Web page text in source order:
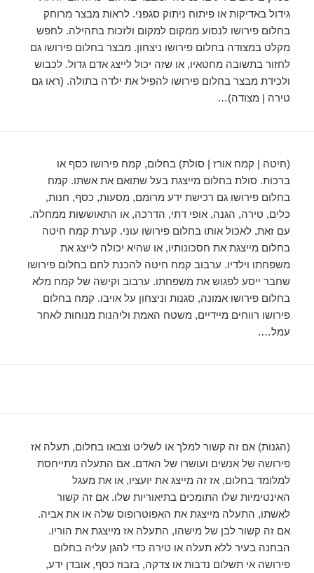
גידול באדיקות או פיתוח ניתוק סגפני. לראות מבצר מרוחק
בחלום פירושו לנסוע ממקום למקום ולזכות בתהילה. לחפש
מקלט במצודה בחלום פירושו ניצחון. מבצר בחלום פירושו גם
לחזור בתשובה מחטאיו, או שזה יכול לייצג אדם גדול. לכבוש
ולכידת מבצר בחלום פירושו להפיל את ילדה בתולה. (ראו גם
טירה | מצודה)…
(חיטה | קמח אורז | סולת) בחלום, קמח פירושו כסף או
ברכות. סולת בחלום מייצגת בעל שתואם את אשתו. קמח
בחלום פירושו גם רכישת ידע מרומם, מסעות, כסף, חנות,
כלים, טירה, הגנה, אופי דתי, הדרכה, או התאוששות ממחלה.
עם זאת, לאכול אותו בחלום פירושו עוני. קערת קמח חיטה
בחלום מייצגת את חסכונותיו, או שהיא יכולה לייצג את
משפחתו וילדיו. ערבוב קמח חיטה להכנת לחם בחלום פירושו
שחבר ייסע לפגוש את משפחתו. ערבוב וקישה של קמח מלא
בחלום פירושו אמונה, סגנות וניצחון על אויבו. קמח בחלום
פירושו רווחים מיידיים, משטח האמת וליהנות מנוחות לאחר
עמל….
(הגנות) אם זה קשור למלך או לשליט וצבאו בחלום, תעלה אז
פירושה של אנשים ועושרו של האדם. אם התעלה מתייחסת
למלומד בחלום, אז זה מייצג את יועציו, או את מעגל
האינטימיות שלו התומכים בתיאוריות שלו. אם זה קשור
לאשתו, התעלה מייצגת את האפוטרופוס שלה או את אביה.
אם זה קשור לבן של מישהו, התעלה אז מייצגת את הוריו.
הבחנה בעיר ללא תעלה או טירה כדי להגן עליה בחלום
פירושה אי תשלום נדבות או צדקה, בזבוז כסף, אובדן ידע,